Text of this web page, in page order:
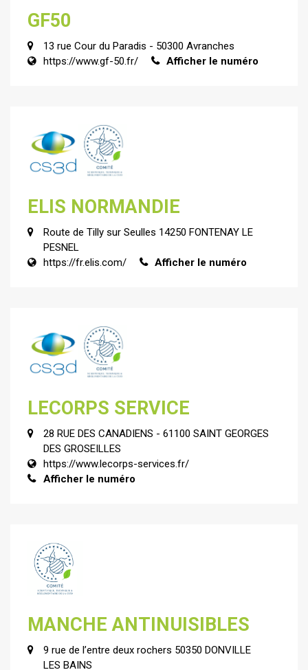
GF50
13 rue Cour du Paradis - 50300 Avranches
https://www.gf-50.fr/
Afficher le numéro
ELIS NORMANDIE
Route de Tilly sur Seulles 14250 FONTENAY LE
PESNEL
https://fr.elis.com/
Afficher le numéro
LECORPS SERVICE
28 RUE DES CANADIENS - 61100 SAINT GEORGES
DES GROSEILLES
https://www.lecorps-services.fr/
Afficher le numéro
MANCHE ANTINUISIBLES
9 rue de l’entre deux rochers 50350 DONVILLE
LES BAINS